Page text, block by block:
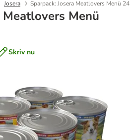
Josera Sparpack: Josera Meatlovers Menü
Meatlovers Menü
Skriv nu